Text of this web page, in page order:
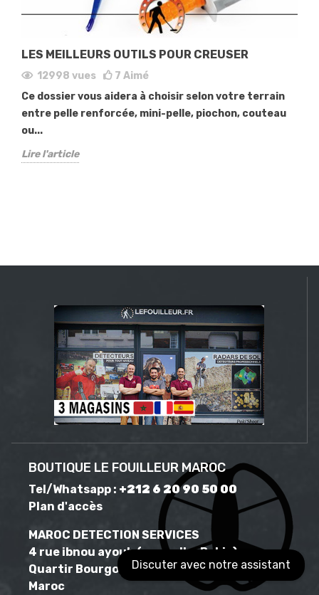
LES MEILLEURS OUTILS POUR CREUSER
12998 vues 7 Aimé
Ce dossier vous aidera à choisir selon votre terrain
entre pelle renforcée, mini-pelle, piochon, couteau
ou...
Lire l'article
BOUTIQUE LE FOUILLEUR MAROC
Tel/Whatsapp : +212 6 20 90 50 00
Plan d'accès
MAROC DETECTION SERVICES
4 rue ibnou ayoub,(ex rue Ibn Bakia),
Quartir Bourgogne, Casablanca 20050,
Maroc
Discuter avec notre assistant